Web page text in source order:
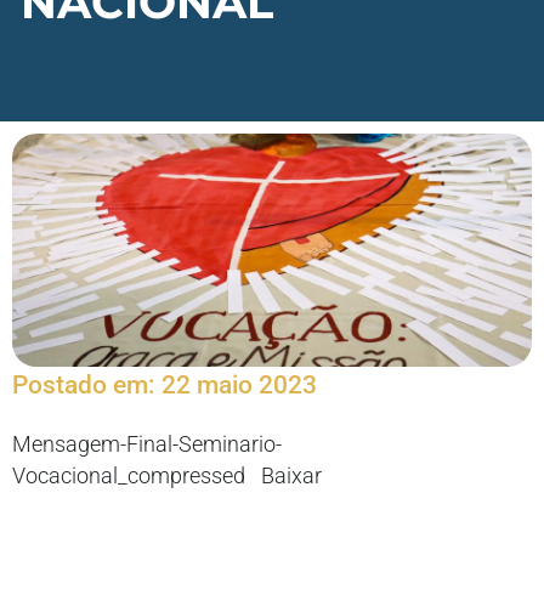
Postado em: 22 maio 2023
Mensagem-Final-Seminario-
Vocacional_compressed
Baixar